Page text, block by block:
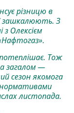
різницю в
зашкалюють. З
з Олексієм
Тож
загалом —
сезон якомога
нормативами
листопада.